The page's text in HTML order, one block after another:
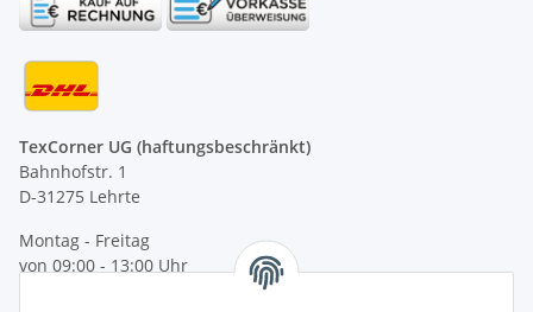
TexCorner UG (haftungsbeschränkt)
Bahnhofstr. 1
D-31275 Lehrte
Montag - Freitag
von 09:00 - 13:00 Uhr